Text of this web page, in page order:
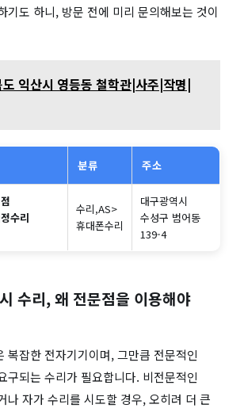
기도 하니, 방문 전에 미리 문의해보는 것이
익산시 영등동 철학관|사주|작명|
분류 주소
수리
수리,AS>
휴대폰수리
대구광역시
수성구 범어동
139-4
수리, 왜 전문점을 이용해야
복잡한 전자기기이며, 그만큼 전문적인
구되는 수리가 필요합니다. 비전문적인
나 자가 수리를 시도할 경우, 오히려 더 큰